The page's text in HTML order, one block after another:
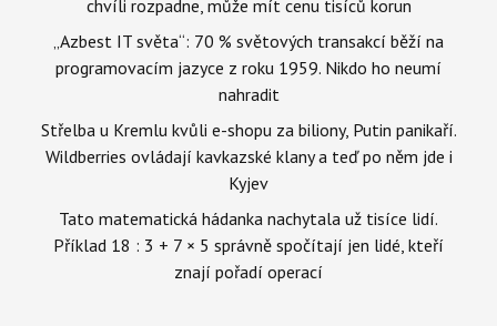
chvíli rozpadne, může mít cenu tisíců korun
„Azbest IT světa“: 70 % světových transakcí běží na
programovacím jazyce z roku 1959. Nikdo ho neumí
nahradit
Střelba u Kremlu kvůli e-shopu za biliony, Putin panikaří.
Wildberries ovládají kavkazské klany a teď po něm jde i
Kyjev
Tato matematická hádanka nachytala už tisíce lidí.
Příklad 18 : 3 + 7 × 5 správně spočítají jen lidé, kteří
znají pořadí operací